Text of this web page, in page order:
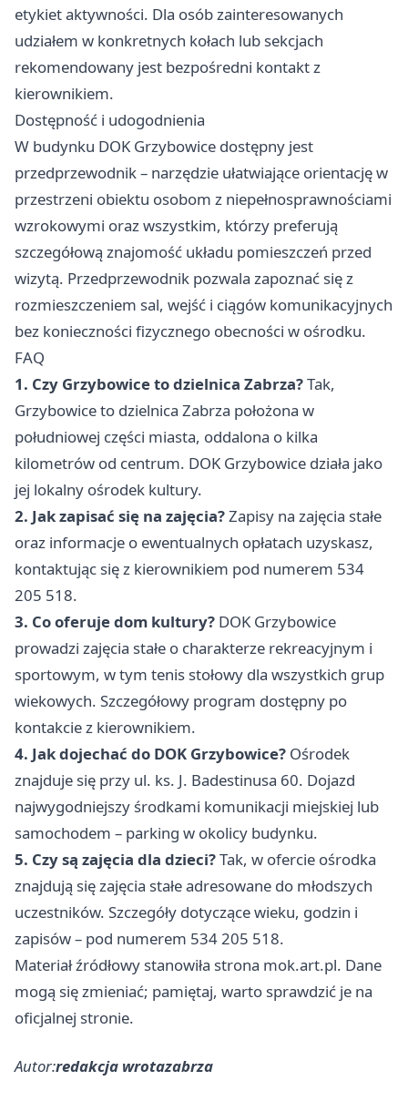
etykiet aktywności. Dla osób zainteresowanych
udziałem w konkretnych kołach lub sekcjach
rekomendowany jest bezpośredni kontakt z
kierownikiem.
Dostępność i udogodnienia
W budynku DOK Grzybowice dostępny jest
przedprzewodnik – narzędzie ułatwiające orientację w
przestrzeni obiektu osobom z niepełnosprawnościami
wzrokowymi oraz wszystkim, którzy preferują
szczegółową znajomość układu pomieszczeń przed
wizytą. Przedprzewodnik pozwala zapoznać się z
rozmieszczeniem sal, wejść i ciągów komunikacyjnych
bez konieczności fizycznego obecności w ośrodku.
FAQ
1. Czy Grzybowice to dzielnica Zabrza?Tak,
Grzybowice to dzielnica Zabrza położona w
południowej części miasta, oddalona o kilka
kilometrów od centrum. DOK Grzybowice działa jako
jej lokalny ośrodek kultury.
2. Jak zapisać się na zajęcia?Zapisy na zajęcia stałe
oraz informacje o ewentualnych opłatach uzyskasz,
kontaktując się z kierownikiem pod numerem 534
205 518.
3. Co oferuje dom kultury? DOK Grzybowice
prowadzi zajęcia stałe o charakterze rekreacyjnym i
sportowym, w tym tenis stołowy dla wszystkich grup
wiekowych. Szczegółowy program dostępny po
kontakcie z kierownikiem.
4. Jak dojechać do DOK Grzybowice? Ośrodek
znajduje się przy ul. ks. J. Badestinusa 60. Dojazd
najwygodniejszy środkami komunikacji miejskiej lub
samochodem – parking w okolicy budynku.
5. Czy są zajęcia dla dzieci?Tak, w ofercie ośrodka
znajdują się zajęcia stałe adresowane do młodszych
uczestników. Szczegóły dotyczące wieku, godzin i
zapisów – pod numerem 534 205 518.
Materiał źródłowy stanowiła strona mok.art.pl. Dane
mogą się zmieniać; pamiętaj, warto sprawdzić je na
oficjalnej stronie.
Autor:redakcja wrotazabrza